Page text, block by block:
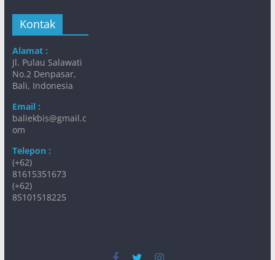
Kontak
Alamat :
Jl. Pulau Salawati
No.2 Denpasar,
Bali, Indonesia
Email :
baliekbis@gmail.c
om
Telepon :
(+62)
81615351673
(+62)
85101518225